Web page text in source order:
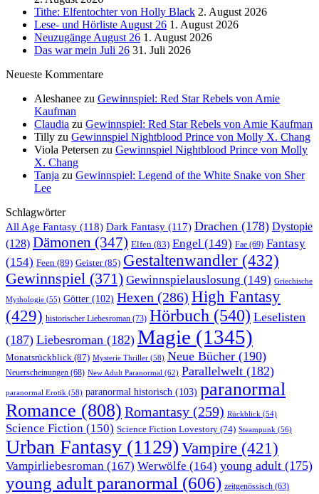
Tithe: Elfentochter von Holly Black 2. August 2026
Lese- und Hörliste August 26 1. August 2026
Neuzugänge August 26 1. August 2026
Das war mein Juli 26 31. Juli 2026
Neueste Kommentare
Aleshanee zu Gewinnspiel: Red Star Rebels von Amie
Kaufman
Claudia zu Gewinnspiel: Red Star Rebels von Amie Kaufman
Tilly zu Gewinnspiel Nightblood Prince von Molly X. Chang
Viola Petersen zu Gewinnspiel Nightblood Prince von Molly
X. Chang
Tanja zu Gewinnspiel: Legend of the White Snake von Sher
Lee
Schlagwörter
All Age Fantasy (118) Dark Fantasy (117) Drachen (178) Dystopie
(128) Dämonen (347) Elfen (83) Engel (149) Fae (69) Fantasy
(154) Feen (89) Geister(85) Gestaltenwandler (432)
Gewinnspiel (371) Gewinnspielauslosung (149) Griechische
Mythologie (55) Götter (102) Hexen (286) High Fantasy
(429) historischer Liebesroman (73) Hörbuch (540) Leselisten
(187) Liebesroman (182) Magie (1345)
Monatsrückblick (87) Mysterie Thriller (58) Neue Bücher (190)
Neuerscheinungen (68) New Adult Paranormal (62) Parallelwelt (182)
paranormal Erotik (58) paranormal historisch (103) paranormal
Romance (808) Romantasy (259) Rückblick (54)
Science Fiction (150) Science Fiction Lovestory (74) Steampunk (56)
Urban Fantasy (1129) Vampire (421)
Vampirliebesroman (167) Werwölfe (164) young adult (175)
young adult paranormal (606) zeitgenössisch (63)